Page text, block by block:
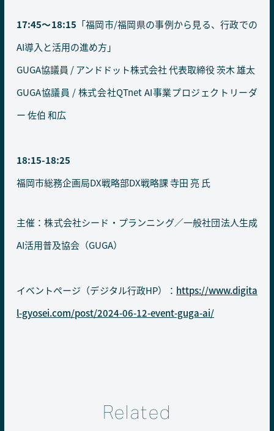
17:45〜18:15 「福岡市/福岡県の事例から見る、行政での
AI導入と活用の進め方」
GUGA協議員 / アンドドット株式会社 代表取締役 茨木 雄太
GUGA協議員 / 株式会社QTnet AI事業プロジェクトリーダ
ー 佐伯 和広
18:15-18:25
福岡市総務企画局DX戦略部DX戦略課 寺田 亮 氏
主催：株式会社シード・プランニング／一般社団法人生成
AI活用普及協会（GUGA）
イベントページ（デジタル行政HP）： https://www.digita
l-gyosei.com/post/2024-06-12-event-guga-ai/
Related